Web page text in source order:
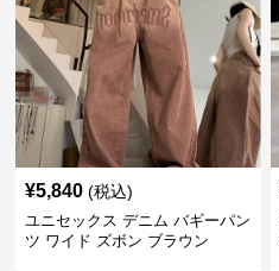
¥5,840 (税込)
ユニセックス デニム バギーパン
ツ ワイド ズボン ブラウン